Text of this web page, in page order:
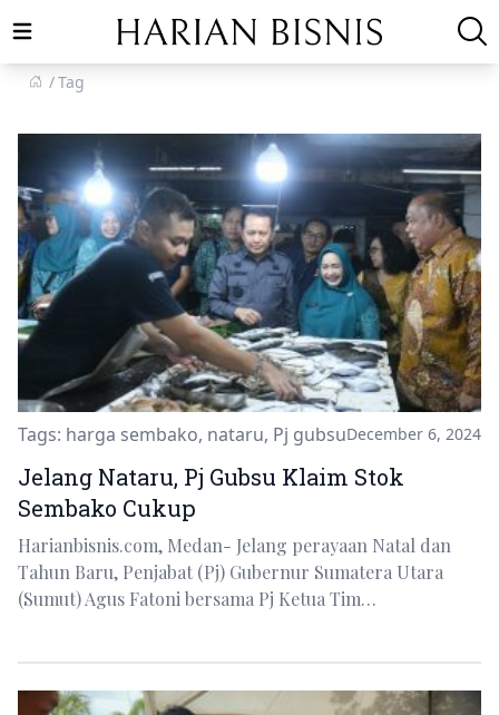
Open main menu
Tag
Tags: harga sembako, nataru, Pj gubsuDecember 6, 2024
Jelang Nataru, Pj Gubsu Klaim Stok
Sembako Cukup
Harianbisnis.com, Medan- Jelang perayaan Natal dan
Tahun Baru, Penjabat (Pj) Gubernur Sumatera Utara
(Sumut) Agus Fatoni bersama Pj Ketua Tim…